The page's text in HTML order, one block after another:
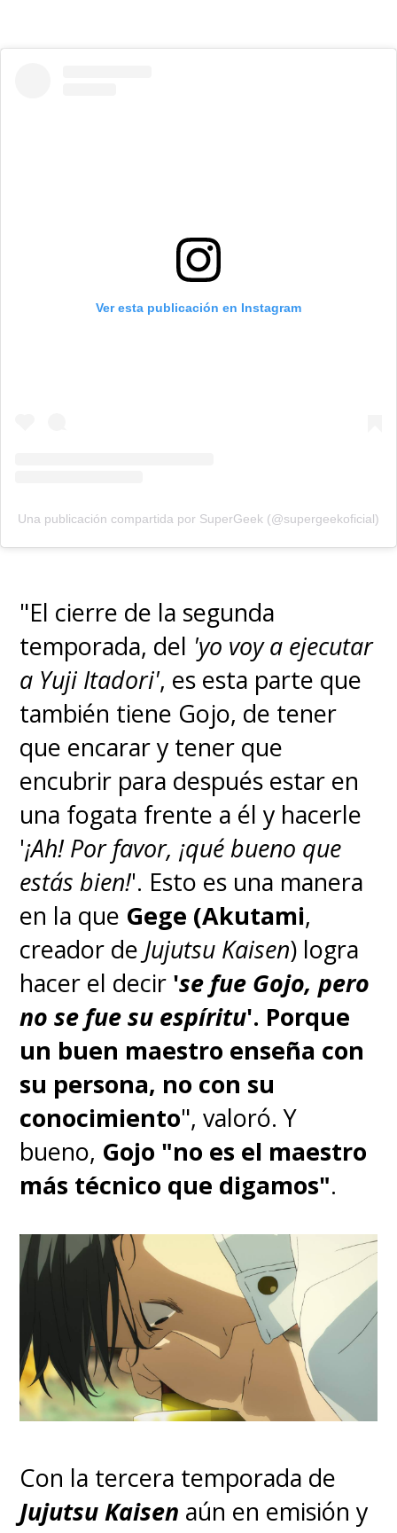
Ver esta publicación en Instagram
Una publicación compartida por SuperGeek (@supergeekoficial)
"El cierre de la segunda
temporada, del 'yo voy a ejecutar
a Yuji Itadori', es esta parte que
también tiene Gojo, de tener
que encarar y tener que
encubrir para después estar en
una fogata frente a él y hacerle
'¡Ah! Por favor, ¡qué bueno que
estás bien!'. Esto es una manera
en la que Gege (Akutami,
creador de Jujutsu Kaisen) logra
hacer el decir 'se fue Gojo, pero
no se fue su espíritu'. Porque
un buen maestro enseña con
su persona, no con su
conocimiento", valoró. Y
bueno, Gojo "no es el maestro
más técnico que digamos".
Con la tercera temporada de
Jujutsu Kaisen aún en emisión y